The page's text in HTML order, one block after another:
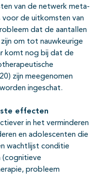
van de netwerk meta-
voor de uitkomsten van
dat de aantallen
om tot nauwkeurige
komt nog bij dat de
zijn meegenomen
ingeschat.
effecten
in het verminderen
en adolescenten die
wachtlijst conditie
(cognitieve
probleem